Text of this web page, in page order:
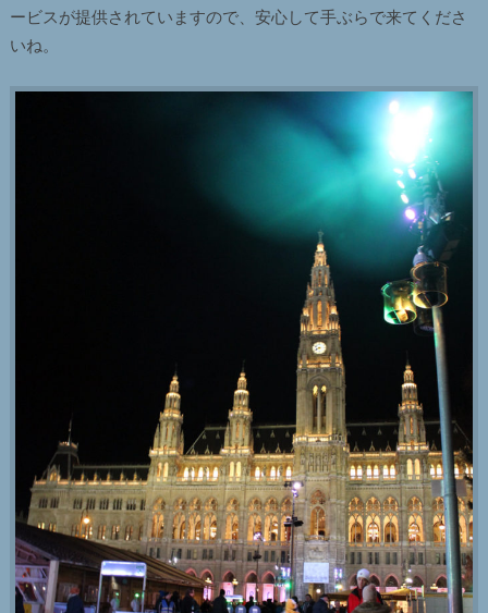
ービスが提供されていますので、安心して手ぶらで来てくださ
いね。